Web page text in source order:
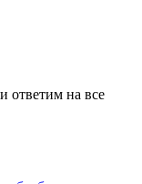
ответим на все